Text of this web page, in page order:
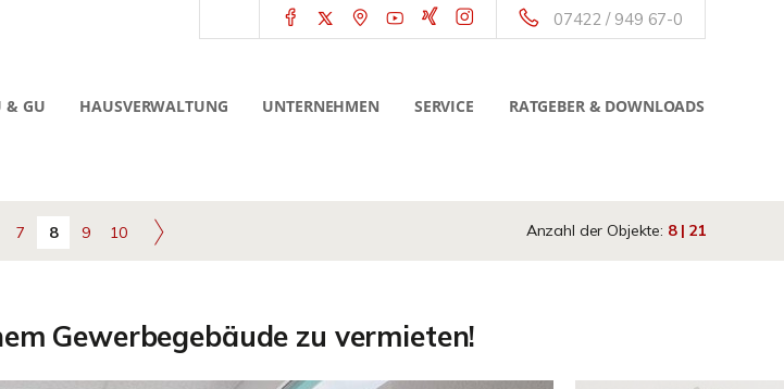
07422 / 949 67-0
& GU HAUSVERWALTUNG UNTERNEHMEN SERVICE RATGEBER & DOWNLOADS
7 8 9 10 Anzahl der Objekte: 8 | 21
Gewerbegebäude zu vermieten!